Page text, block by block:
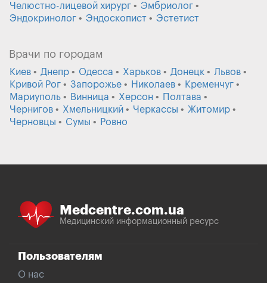
Челюстно-лицевой хирург
Эмбриолог
Эндокринолог
Эндоскопист Эстетист
Врачи по городам
Киев Днепр Одесса Харьков Донецк
Львов
Кривой Рог
Запорожье Николаев
Кременчуг
Мариуполь
Винница Херсон
Полтава
Чернигов
Хмельницкий Черкассы
Житомир
Черновцы
Сумы Ровно
Medcentre.com.ua
Медицинский информационный ресурс
Пользователям
О нас